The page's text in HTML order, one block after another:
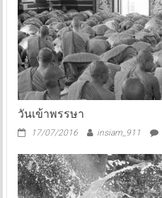
วันเข้าพรรษา
17/07/2016 insiam_911